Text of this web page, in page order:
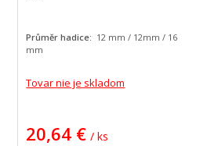
Tovar nie je skladom
20,64 € / ks
Průměr hadice: 12 mm / 12mm / 16
mm